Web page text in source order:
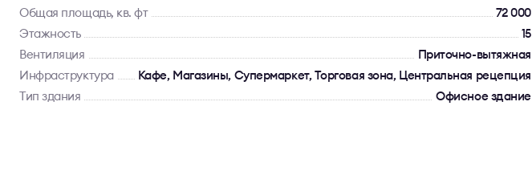
Общая площадь, кв. фт
72 000
Этажность
15
Вентиляция
Приточно-вытяжная
Инфраструктура
Кафе, Магазины, Супермаркет, Торговая зона, Центральная рецепция
Тип здания
Офисное здание